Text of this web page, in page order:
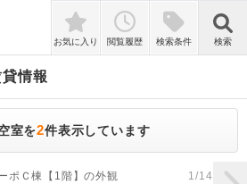
検索
お気に入り 閲覧履歴 検索条件 検索
情報
室を2件表示しています
zoom_in
ポＣ棟【1階】の外観 1/14